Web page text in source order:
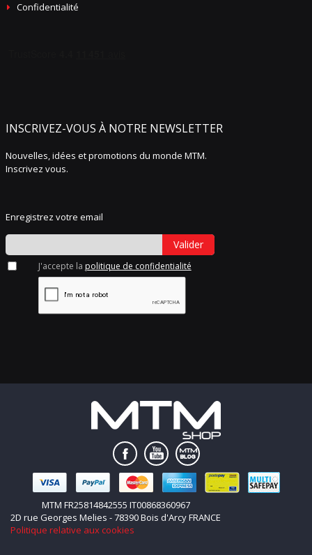
Confidentialité
INSCRIVEZ-VOUS À NOTRE NEWSLETTER
Nouvelles, idées et promotions du monde MTM.
Inscrivez vous.
Enregistrez votre email
Valider
J'accepte la politique de confidentialité
MTM FR25814842555 IT00868360967
2D rue Georges Melies - 78390 Bois d'Arcy FRANCE
Politique relative aux cookies